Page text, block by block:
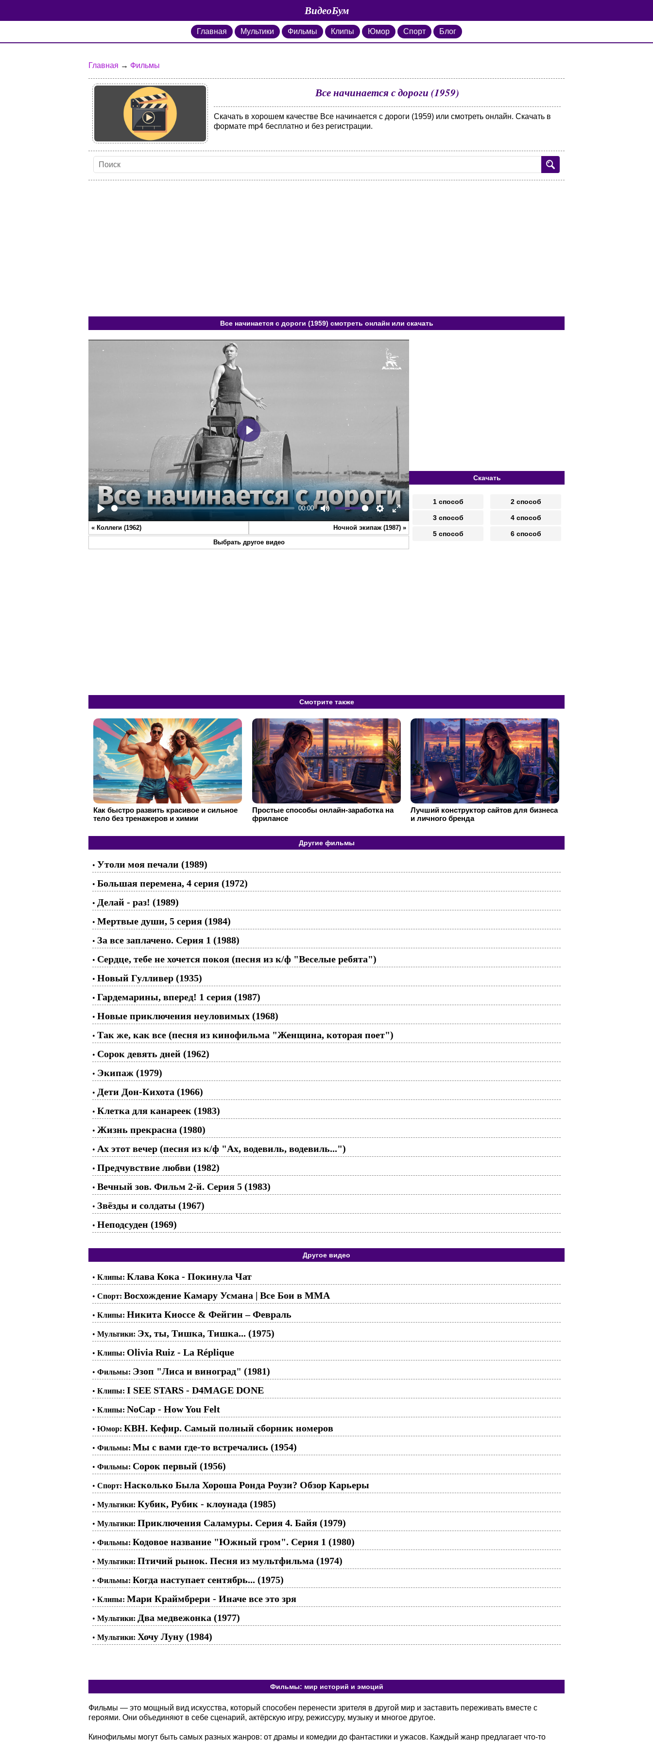
ВидеоБум
Главная Мультики Фильмы Клипы Юмор Спорт Блог
Главная → Фильмы
Все начинается с дороги (1959)
Скачать в хорошем качестве Все начинается с дороги (1959) или смотреть онлайн. Скачать в
формате mp4 бесплатно и без регистрации.
Все начинается с дороги (1959) смотреть онлайн или скачать
Play
00:00
Mute Settings
Enter
fullscreen
Play
« Коллеги (1962) Ночной экипаж (1987) »
Выбрать другое видео
Скачать
1 способ 2 способ
3 способ 4 способ
5 способ 6 способ
Смотрите также
Как быстро развить красивое и сильное
тело без тренажеров и химии
Простые способы онлайн-заработка на
фрилансе
Лучший конструктор сайтов для бизнеса
и личного бренда
Другие фильмы
• Утоли моя печали (1989)
• Большая перемена, 4 серия (1972)
• Делай - раз! (1989)
• Мертвые души, 5 серия (1984)
• За все заплачено. Серия 1 (1988)
• Сердце, тебе не хочется покоя (песня из к/ф "Веселые ребята")
• Новый Гулливер (1935)
• Гардемарины, вперед! 1 серия (1987)
• Новые приключения неуловимых (1968)
• Так же, как все (песня из кинофильма "Женщина, которая поет")
• Сорок девять дней (1962)
• Экипаж (1979)
• Дети Дон-Кихота (1966)
• Клетка для канареек (1983)
• Жизнь прекрасна (1980)
• Ах этот вечер (песня из к/ф "Ах, водевиль, водевиль...")
• Предчувствие любви (1982)
• Вечный зов. Фильм 2-й. Серия 5 (1983)
• Звёзды и солдаты (1967)
• Неподсуден (1969)
Другое видео
• Клипы: Клава Кока - Покинула Чат
• Спорт: Восхождение Камару Усмана | Все Бои в ММА
• Клипы: Никита Киоссе & Фейгин – Февраль
• Мультики: Эх, ты, Тишка, Тишка... (1975)
• Клипы: Olivia Ruiz - La Réplique
• Фильмы: Эзоп "Лиса и виноград" (1981)
• Клипы: I SEE STARS - D4MAGE DONE
• Клипы: NoCap - How You Felt
• Юмор: КВН. Кефир. Самый полный сборник номеров
• Фильмы: Мы с вами где-то встречались (1954)
• Фильмы: Сорок первый (1956)
• Спорт: Насколько Была Хороша Ронда Роузи? Обзор Карьеры
• Мультики: Кубик, Рубик - клоунада (1985)
• Мультики: Приключения Саламуры. Серия 4. Байя (1979)
• Фильмы: Кодовое название "Южный гром". Серия 1 (1980)
• Мультики: Птичий рынок. Песня из мультфильма (1974)
• Фильмы: Когда наступает сентябрь... (1975)
• Клипы: Мари Краймбрери - Иначе все это зря
• Мультики: Два медвежонка (1977)
• Мультики: Хочу Луну (1984)
Фильмы: мир историй и эмоций
Фильмы — это мощный вид искусства, который способен перенести зрителя в другой мир и заставить переживать вместе с
героями. Они объединяют в себе сценарий, актёрскую игру, режиссуру, музыку и многое другое.
Кинофильмы могут быть самых разных жанров: от драмы и комедии до фантастики и ужасов. Каждый жанр предлагает что-то